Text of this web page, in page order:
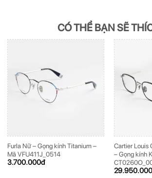
CÓ THỂ BẠN SẼ
Furla Nữ – Gọng kính Titanium –
Mã VFU411J_0514
3.700.000đ
Cartier Louis
– Gọng kính
29.950.000